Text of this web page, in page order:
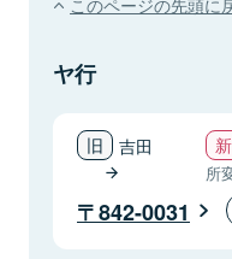
ヤ行
吉田
所
842-0031